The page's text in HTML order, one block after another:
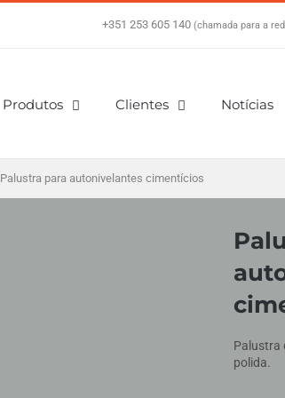
+351 253 605 140 (chamada para a
Produtos Clientes Notícias
Palustra para autonivelantes cimentícios
Palustra
polida.